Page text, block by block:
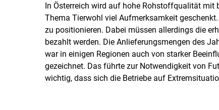
In Österreich wird auf hohe Rohstoffqualität mit
Thema Tierwohl viel Aufmerksamkeit
zu positionieren. Dabei müssen allerdings die
bezahlt werden. Die Anlieferungsmengen des
war in einigen Regionen auch von starker
gezeichnet. Das führte zur Notwendigkeit von
wichtig, dass sich die Betriebe auf